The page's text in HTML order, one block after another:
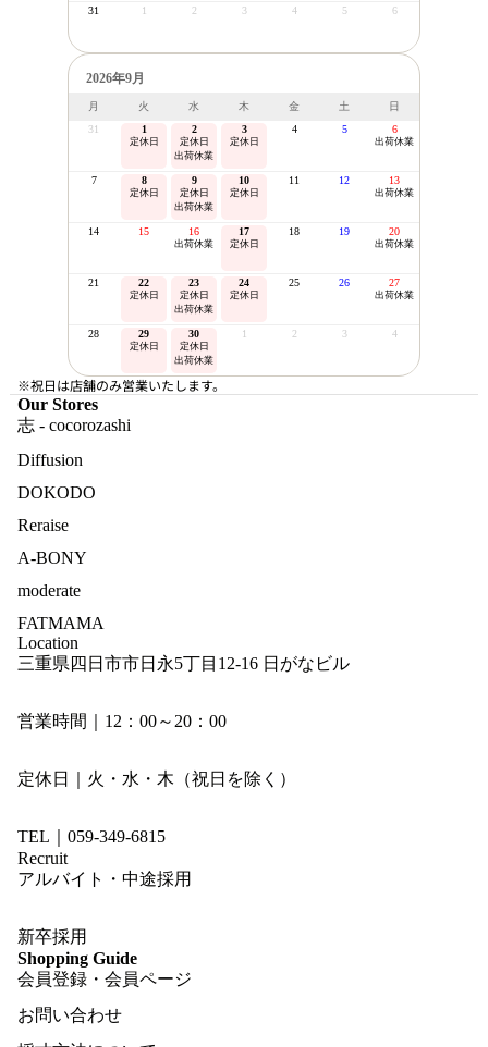
31 1 2 3 4 5 6
2026年9月
月 火 水 木 金 土
日
31
1
定休日
2
定休日
出荷休業
3
定休日
4 5 6
出荷休業
7 8
定休日
9
定休日
出荷休業
10
定休日
11 12 13
出荷休業
14 15 16
出荷休業
17
定休日
18 19 20
出荷休業
21 22
定休日
23
定休日
出荷休業
24
定休日
25 26 27
出荷休業
28 29
定休日
30
定休日
出荷休業
1 2 3 4
※祝日は店舗のみ営業いたします。
Our Stores
志 - cocorozashi
Diffusion
DOKODO
Reraise
A-BONY
moderate
FATMAMA
Location
三重県四日市市日永5丁目12-16 日がなビル
営業時間｜12：00～20：00
定休日｜火・水・木（祝日を除く）
TEL｜059-349-6815
Recruit
アルバイト・中途採用
新卒採用
Shopping Guide
会員登録・会員ページ
お問い合わせ